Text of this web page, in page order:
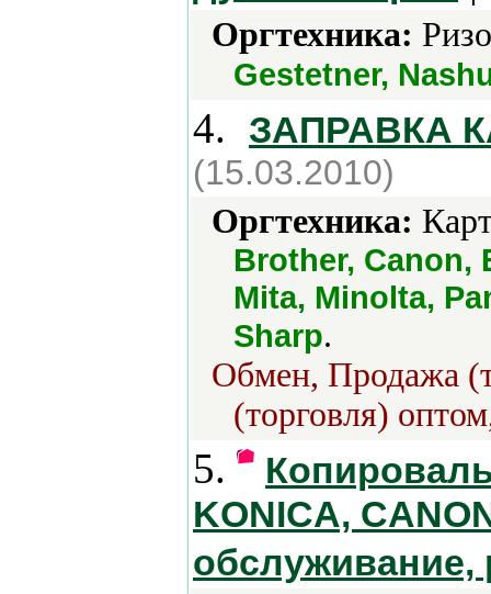
Оргтехника:
Gestetner,
4. ЗАПРАВКА
(15.03.2010)
Оргтехника:
Brother, Canon,
Mita, Minolta,
Sharp.
Обмен, Продажа
(торговля)
5.
KONICA,
обслуживание,